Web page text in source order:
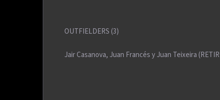
OUTFIELDERS (3)
Jair Casanova, Juan Francés y Juan Teixeira